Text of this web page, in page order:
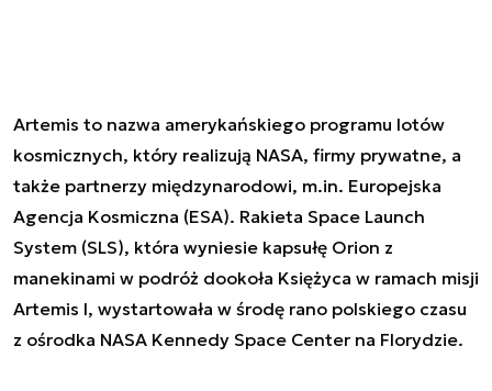
Artemis to nazwa amerykańskiego programu lotów
kosmicznych, który realizują NASA, firmy prywatne, a
także partnerzy międzynarodowi, m.in. Europejska
Agencja Kosmiczna (ESA). Rakieta Space Launch
System (SLS), która wyniesie kapsułę Orion z
manekinami w podróż dookoła Księżyca w ramach misji
Artemis I, wystartowała w środę rano polskiego czasu
z ośrodka NASA Kennedy Space Center na Florydzie.